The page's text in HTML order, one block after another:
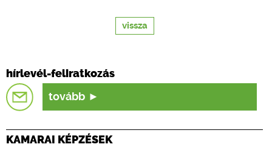
vissza
hírlevél-feliratkozás
tovább
KAMARAI KÉPZÉSEK